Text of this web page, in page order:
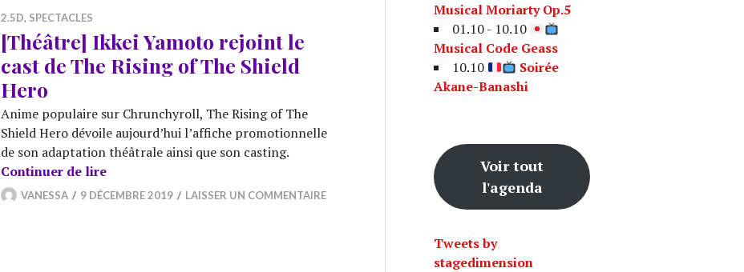
2.5D, SPECTACLES
[Théâtre] Ikkei Yamoto rejoint le
cast de The Rising of The Shield
Hero
Anime populaire sur Chrunchyroll, The Rising of The
Shield Hero dévoile aujourd’hui l’affiche promotionnelle
de son adaptation théâtrale ainsi que son casting.
Continuer de lire[Théâtre] Ikkei Yamoto rejoint le cast de The Rising of The Shield Hero
VANESSA 9 DÉCEMBRE 2019 LAISSER UN COMMENTAIRE
Musical Moriarty Op.5
01.10 - 10.10
Musical Code Geass
10.10
Soirée
Akane-Banashi
Voir tout
l'agenda
Tweets by
stagedimension